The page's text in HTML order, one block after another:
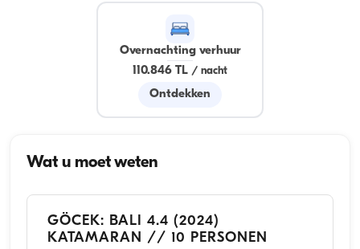
Overnachting verhuur
110.846 TL / nacht
Ontdekken
Wat u moet weten
GÖCEK: BALI 4.4 (2024)
KATAMARAN // 10 PERSONEN